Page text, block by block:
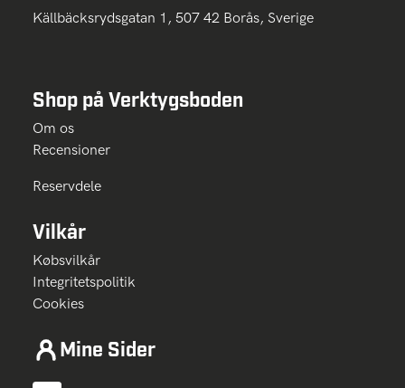
Källbäcksrydsgatan 1, 507 42 Borås, Sverige
Shop på Verktygsboden
Om os
Recensioner
Reservdele
Vilkår
Købsvilkår
Integritetspolitik
Cookies
Mine Sider